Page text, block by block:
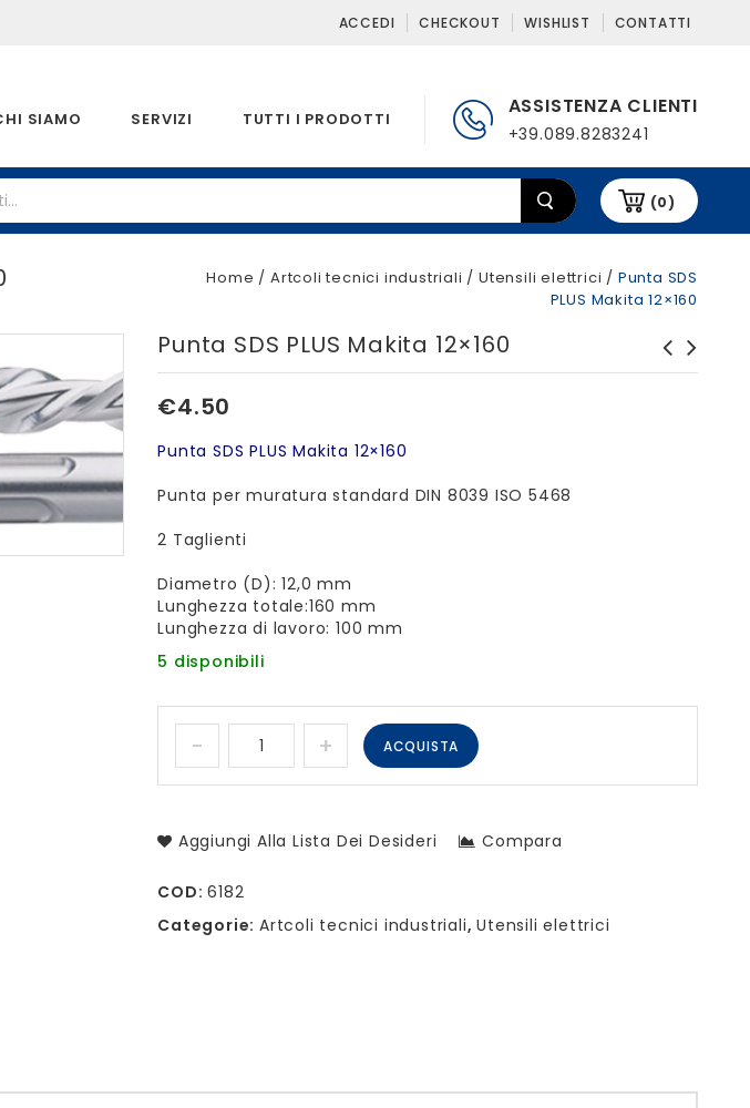
ACCEDI CHECKOUT WISHLIST CONTATTI
ASSISTENZA CLIENTI
+39.089.8283241
SIAMO SERVIZI TUTTI I PRODOTTI
(0)
Home / Artcoli tecnici industriali / Utensili elettrici / Punta SDS
PLUS Makita 12×160
Punta SDS PLUS Makita 12×160
€4.50
Punta SDS PLUS Makita 12×160
Punta per muratura standard DIN 8039 ISO 5468
2 Taglienti
Diametro (D): 12,0 mm
Lunghezza totale:160 mm
Lunghezza di lavoro: 100 mm
5 disponibili
ACQUISTA
Aggiungi Alla Lista Dei Desideri Compara
COD:6182
Categorie:Artcoli tecnici industriali,Utensili elettrici